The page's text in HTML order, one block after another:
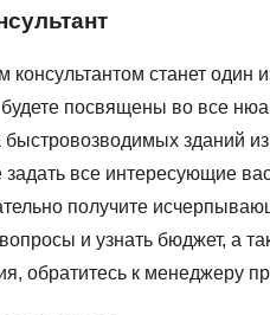
станет один
посвящены во все
быстровозводимых зданий
задать все интересующие
получите
и узнать бюджет, а
обратитесь к менеджеру